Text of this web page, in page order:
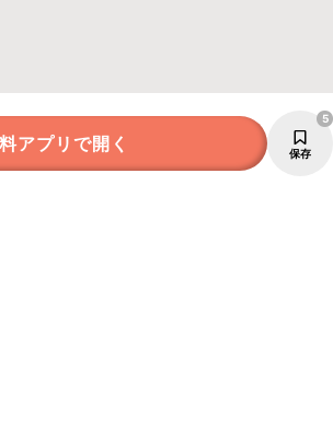
アプリで開く 保存
5